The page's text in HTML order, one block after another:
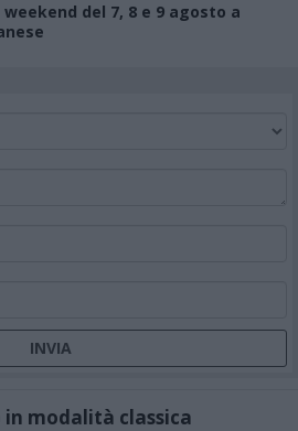
del 7, 8 e 9 agosto a
in modalità classica